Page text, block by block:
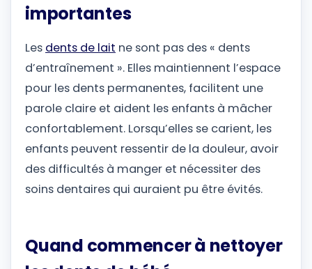
importantes
Les dents de lait ne sont pas des « dents
d’entraînement ». Elles maintiennent l’espace
pour les dents permanentes, facilitent une
parole claire et aident les enfants à mâcher
confortablement. Lorsqu’elles se carient, les
enfants peuvent ressentir de la douleur, avoir
des difficultés à manger et nécessiter des
soins dentaires qui auraient pu être évités.
Quand commencer à nettoyer